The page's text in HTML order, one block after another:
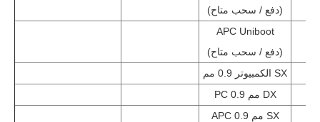
(دفع / سحب متاح)
APC Uniboot
(دفع / سحب متاح)
الكمبيوتر 0.9 مم SX
PC 0.9 مم DX
APC 0.9 مم SX